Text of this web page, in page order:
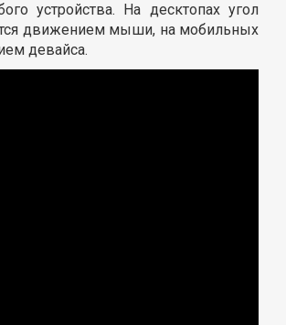
устройства. На десктопах угол
движением мыши, на мобильных
девайса.